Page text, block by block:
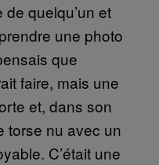
quelqu’un et
une photo
que
faire, mais une
et, dans son
torse nu avec un
C’était une